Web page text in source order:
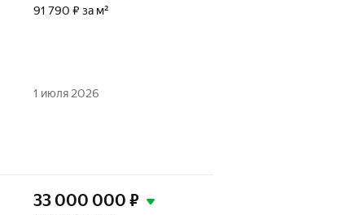
91 790 ₽ за м²
1 июля 2026
33 000 000 ₽